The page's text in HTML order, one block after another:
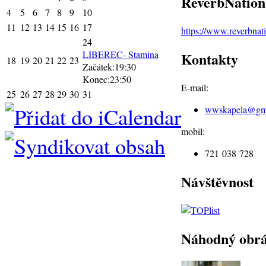
4
5 6 7 8 9
10
11 12 13 14 15 16 17
18 19 20 21 22 23
24
LIBEREC- Stamina
Začátek:19:30
Konec:23:50
25 26 27 28 29 30 31
https://
Kontakty
E-mail:
wwskapela@
mobil:
721 038 728
Návštěvnost
Náhodný